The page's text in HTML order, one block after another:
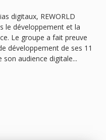
digitaux, REWORLD
le développement et la
Le groupe a fait preuve
développement de ses 11
audience digitale...